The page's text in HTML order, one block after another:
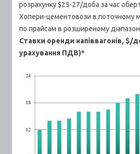
розрахунку $25-27/доба за час
Хопери-цементовози в поточному
по прайсам в розширеному
Ставки оренди напіввагонів, $/
урахування ПДВ)*